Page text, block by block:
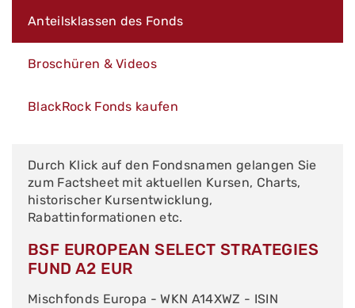
Anteilsklassen des Fonds
Broschüren & Videos
BlackRock Fonds kaufen
Durch Klick auf den Fondsnamen gelangen Sie
zum Factsheet mit aktuellen Kursen, Charts,
historischer Kursentwicklung,
Rabattinformationen etc.
BSF EUROPEAN SELECT STRATEGIES
FUND A2 EUR
Mischfonds Europa - WKN A14XWZ - ISIN